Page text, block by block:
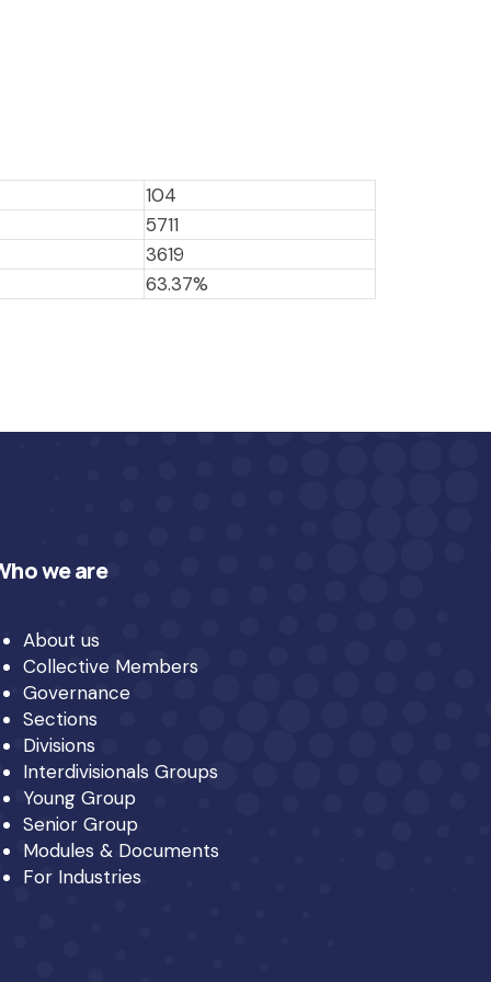
104
5711
3619
63.37%
we are
About us
Collective Members
Governance
Sections
Divisions
Interdivisionals Groups
Young Group
Senior Group
Modules & Documents
For Industries